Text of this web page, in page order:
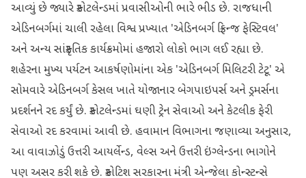
આવ્યું છે જ્યારે સ્કોટલેન્ડમાં પ્રવાસીઓની ભારે ભીડ છે. રાજધાની
એડિનબર્ગમાં ચાલી રહેલા વિશ્વ પ્રખ્યાત 'એડિનબર્ગ ફ્રિન્જ ફેસ્ટિવલ'
અને અન્ય સાંસ્કૃતિક કાર્યક્રમોમાં હજારો લોકો ભાગ લઈ રહ્યા છે.
શહેરના મુખ્ય પર્યટન આકર્ષણોમાંના એક 'એડિનબર્ગ મિલિટરી ટેટૂ' એ
સોમવારે એડિનબર્ગ કેસલ ખાતે યોજાનાર બેગપાઇપર્સ અને ડ્રમર્સના
પ્રદર્શનને રદ કર્યું છે. સ્કોટલેન્ડમાં ઘણી ટ્રેન સેવાઓ અને કેટલીક ફેરી
સેવાઓ રદ કરવામાં આવી છે. હવામાન વિભાગના જણાવ્યા અનુસાર,
આ વાવાઝોડું ઉત્તરી આયર્લેન્ડ, વેલ્સ અને ઉત્તરી ઇંગ્લેન્ડના ભાગોને
પણ અસર કરી શકે છે. સ્કોટિશ સરકારના મંત્રી એન્જેલા કોન્સ્ટન્સે